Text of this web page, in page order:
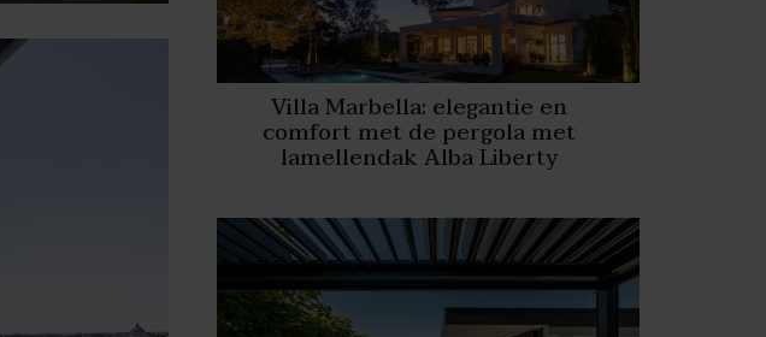
Villa Marbella: elegantie en
comfort met de pergola met
lamellendak Alba Liberty